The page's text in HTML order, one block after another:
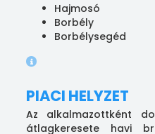
Hajmosó
Borbély
Borbélysegéd
PIACI HELYZET
Az alkalmazottként
átlagkeresete havi